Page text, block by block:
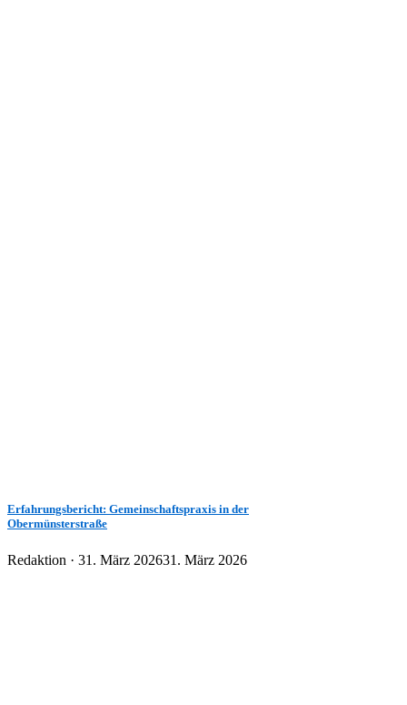
Erfahrungsbericht: Gemeinschaftspraxis in der
Obermünsterstraße
Redaktion · Veröffentlicht
31. März 202631. März 2026